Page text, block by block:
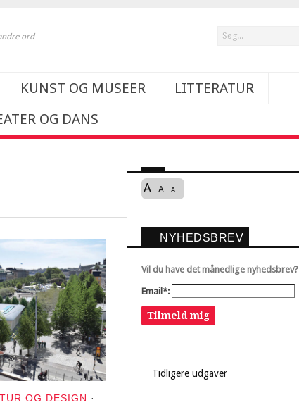
ord
KUNST OG MUSEER
LITTERATUR
OG DANS
OG DESIGN ·
A A A
NYHEDSBREV
Vil du have det månedlige nyhedsbrev?
Email*:
Tilmeld mig
Tidligere udgaver